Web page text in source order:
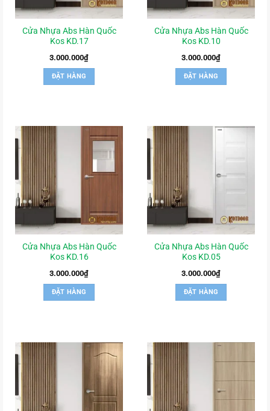
Cửa Nhựa Abs Hàn Quốc
Kos KD.17
3.000.000₫
ĐẶT HÀNG
Cửa Nhựa Abs Hàn Quốc
Kos KD.10
3.000.000₫
ĐẶT HÀNG
Cửa Nhựa Abs Hàn Quốc
Kos KD.16
3.000.000₫
ĐẶT HÀNG
Cửa Nhựa Abs Hàn Quốc
Kos KD.05
3.000.000₫
ĐẶT HÀNG